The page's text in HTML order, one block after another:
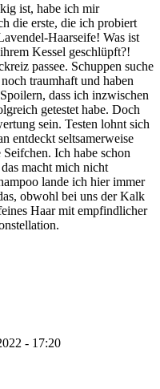
ist, habe ich mir
die erste, die ich probiert
Haarseife! Was ist
Kessel geschlüpft?!
passee. Schuppen suche
traumhaft und haben
dass ich inzwischen
getestet habe. Doch
sein. Testen lohnt sich
entdeckt seltsamerweise
Ich habe schon
macht mich nicht
lande ich hier immer
obwohl bei uns der Kalk
Haar mit empfindlicher
- 17:20